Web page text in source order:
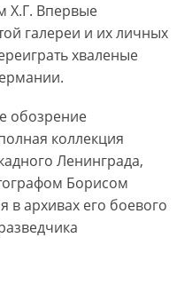
Х.Г. Впервые
галереи и их личных
хваленые
обозрение
коллекция
Ленинграда,
Борисом
в архивах его боевого